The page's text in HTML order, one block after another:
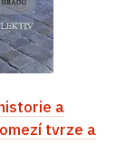
a
tvrze a